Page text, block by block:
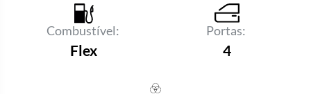
Combustível:
Flex
Portas:
4